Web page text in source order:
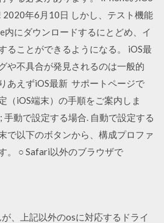
2020年6月10日 しかし、テスト機能
内にダウンロードするにとどめ、イ
ることができるようになる。 iOS最
や不具合が発見されるのは一般的
あえずiOS最新 サポートページで
（iOS端末）の手順をご案内しま
動で設定する場合. 自動で設定する
で以下のボタンから、構成プロファ
。 ○ Safari以外のブラウザで
、上記以外のosに対応するドライ